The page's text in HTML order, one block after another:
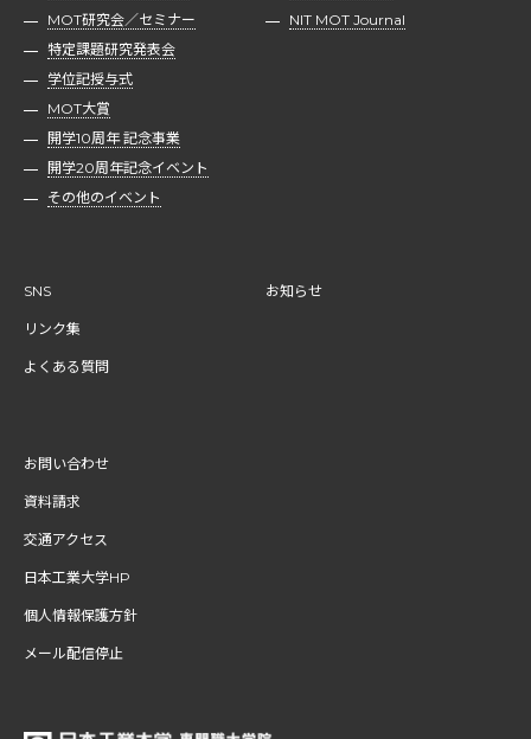
MOT研究会／セミナー
特定課題研究発表会
学位記授与式
MOT大賞
開学10周年 記念事業
開学20周年記念イベント
その他のイベント
NIT MOT Journal
SNS
リンク集
よくある質問
お知らせ
お問い合わせ
資料請求
交通アクセス
日本工業大学HP
個人情報保護方針
メール配信停止